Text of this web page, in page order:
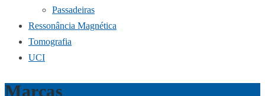
Passadeiras
Ressonância Magnética
Tomografia
UCI
Marcas